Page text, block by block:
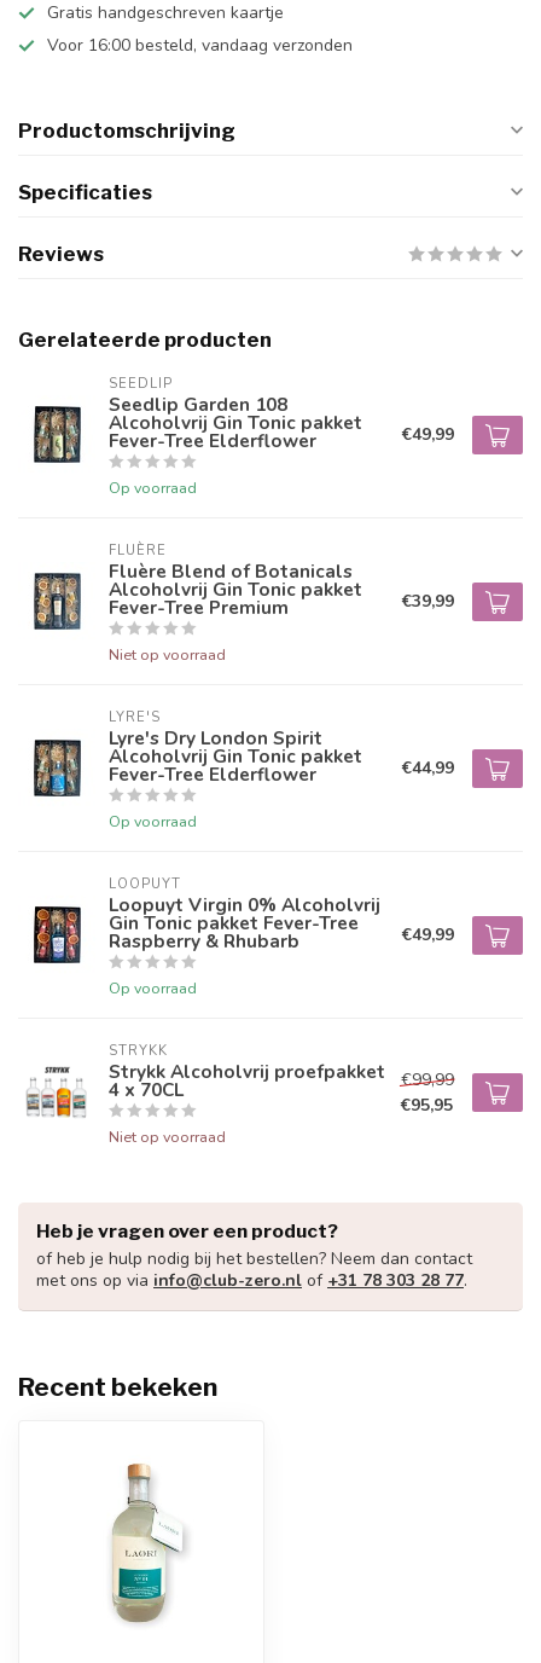
Gratis handgeschreven kaartje
Voor 16:00 besteld, vandaag verzonden
Productomschrijving
Specificaties
Reviews
Gerelateerde producten
SEEDLIP
Seedlip Garden 108
Alcoholvrij Gin Tonic pakket
Fever-Tree Elderflower
Op voorraad
€49,99
FLUÈRE
Fluère Blend of Botanicals
Alcoholvrij Gin Tonic pakket
Fever-Tree Premium
Niet op voorraad
€39,99
LYRE'S
Lyre's Dry London Spirit
Alcoholvrij Gin Tonic pakket
Fever-Tree Elderflower
Op voorraad
€44,99
LOOPUYT
Loopuyt Virgin 0% Alcoholvrij
Gin Tonic pakket Fever-Tree
Raspberry & Rhubarb
Op voorraad
€49,99
STRYKK
Strykk Alcoholvrij proefpakket
4 x 70CL
Niet op voorraad
€99,99
€95,95
Heb je vragen over een product?
of heb je hulp nodig bij het bestellen? Neem dan contact
met ons op via info@club-zero.nl of +31 78 303 28 77.
Recent bekeken